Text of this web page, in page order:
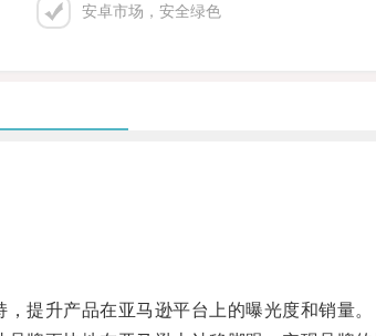
安卓市场，安全绿色
升产品在亚马逊平台上的曝光度和销量。